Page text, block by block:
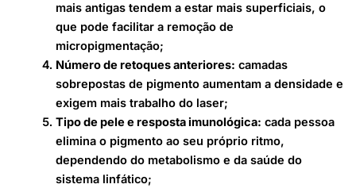
mais antigas tendem a estar mais superficiais, o
que pode facilitar a remoção de
micropigmentação;
Número de retoques anteriores: camadas
sobrepostas de pigmento aumentam a densidade e
exigem mais trabalho do laser;
Tipo de pele e resposta imunológica: cada pessoa
elimina o pigmento ao seu próprio ritmo,
dependendo do metabolismo e da saúde do
sistema linfático;